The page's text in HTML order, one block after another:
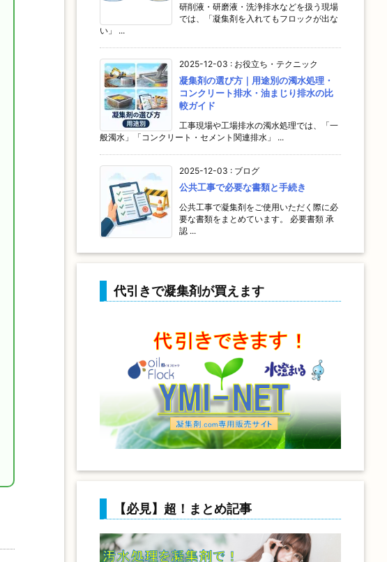
研削液・研磨液・洗浄排水などを扱う現場
では、「凝集剤を入れてもフロックが出な
い」 ...
2025-12-03 : お役立ち・テクニック
凝集剤の選び方｜用途別の濁水処理・
コンクリート排水・油まじり排水の比
較ガイド
工事現場や工場排水の濁水処理では、「一
般濁水」「コンクリート・セメント関連排水」 ...
2025-12-03 : ブログ
公共工事で必要な書類と手続き
公共工事で凝集剤をご使用いただく際に必
要な書類をまとめています。 必要書類 承
認 ...
代引きで凝集剤が買えます
【必見】超！まとめ記事